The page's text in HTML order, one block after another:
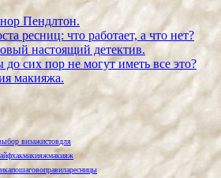
Пендлтон.
ресниц: что работает, а что нет?
настоящий детектив.
сих пор не могут иметь все это?
макияжа.
визажистовдля
макияжмакияж
пошаговоправиларесницы